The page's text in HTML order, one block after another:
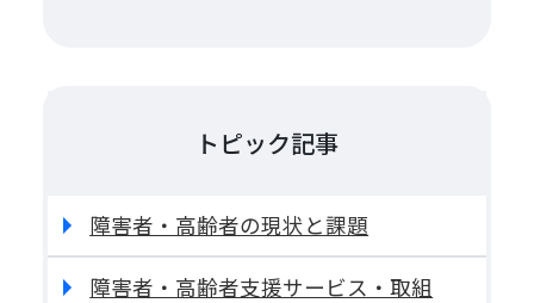
トピック記事
障害者・高齢者の現状と課題
障害者・高齢者支援サービス・取組